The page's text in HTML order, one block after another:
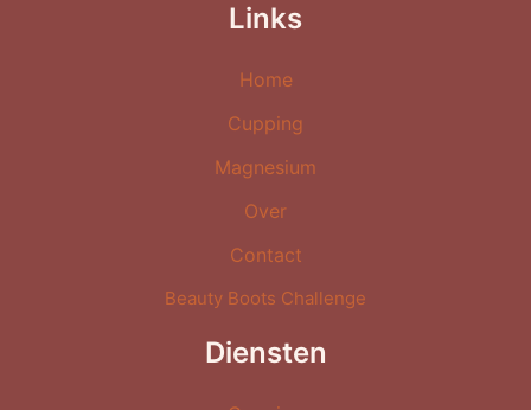
Links
Home
Cupping
Magnesium
Over
Contact
Beauty Boots Challenge
Diensten